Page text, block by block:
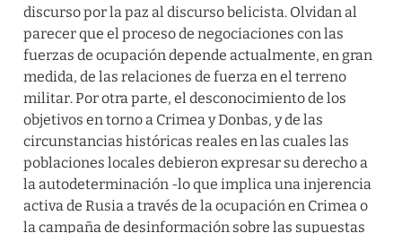
discurso por la paz al discurso belicista. Olvidan al
parecer que el proceso de negociaciones con las
fuerzas de ocupación depende actualmente, en gran
medida, de las relaciones de fuerza en el terreno
militar. Por otra parte, el desconocimiento de los
objetivos en torno a Crimea y Donbas, y de las
circunstancias históricas reales en las cuales las
poblaciones locales debieron expresar su derecho a
la autodeterminación -lo que implica una injerencia
activa de Rusia a través de la ocupación en Crimea o
la campaña de desinformación sobre las supuestas